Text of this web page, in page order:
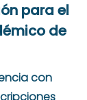
para el
de
con